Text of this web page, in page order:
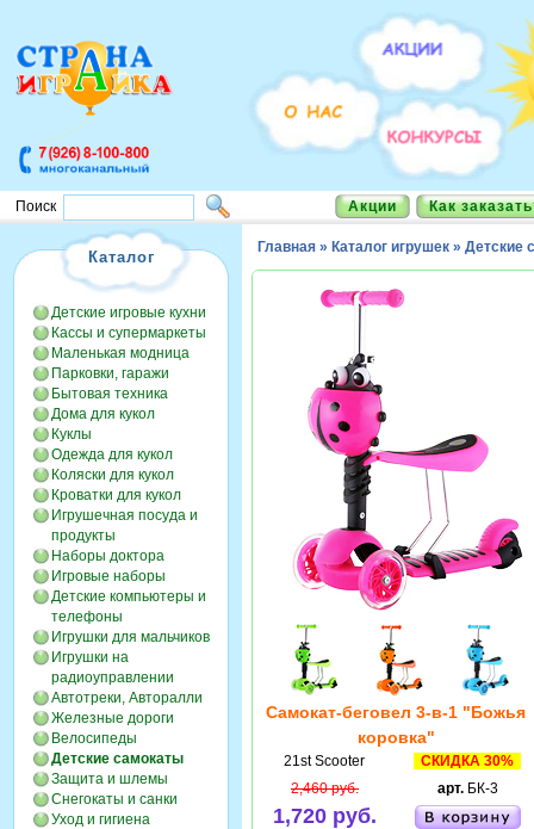
Поиск Акции Как
Каталог
Детские игровые кухни
Кассы и супермаркеты
Маленькая модница
Парковки, гаражи
Бытовая техника
Дома для кукол
Куклы
Одежда для кукол
Коляски для кукол
Кроватки для кукол
Игрушечная посуда и
продукты
Наборы доктора
Игровые наборы
Детские компьютеры и
телефоны
Игрушки для мальчиков
Игрушки на
радиоуправлении
Автотреки, Авторалли
Железные дороги
Велосипеды
Детские самокаты
Защита и шлемы
Снегокаты и санки
Уход и гигиена
Главная » Каталог игрушек » Детские
Самокат-беговел 3-в-1 "Божья
коровка"
21st Scooter
СКИДКА 30%
2,460 руб.
1,720 руб.
арт.БК-3